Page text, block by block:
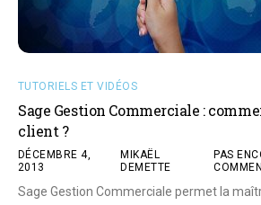
TUTORIELS ET VIDÉOS
Sage Gestion Commerciale :
client ?
DÉCEMBRE 4,
2013
MIKAËL
DEMETTE
PAS
Sage Gestion Commerciale permet la